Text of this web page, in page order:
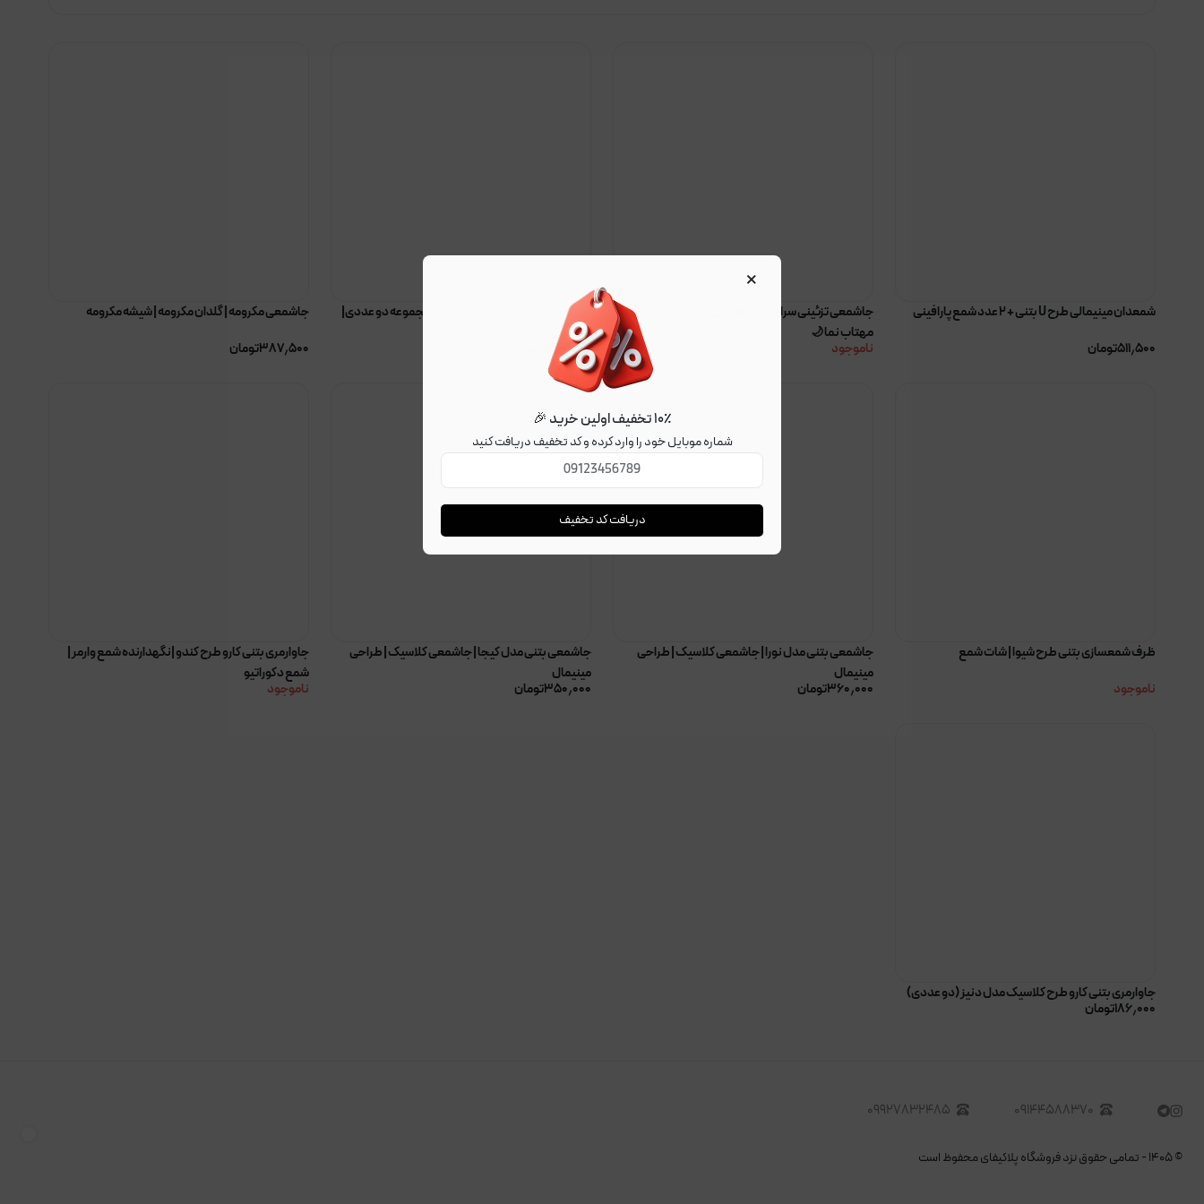
شمعدان مینیمالی طرح U بتنی + ۲ عدد شمع پارافینی
۵۱۱٫۵۰۰تومان
جاشمعی تزئینی سرامیکی با طراحی سوراخ‌دار و قلبی
مهتاب نما 🌙
ناموجود
جاشمعی لوکس دفرمه مدل آشیان مجموعه دو عددی|
جاشمعی وارمر پایه دار
۵۴۲٫۵۰۰
جاشمعی مکرومه | گلدان مکرومه | شیشه مکرومه
۳۸۷٫۵۰۰تومان
ظرف شمعسازی بتنی طرح شیوا | شات شمع
ناموجود
جاشمعی بتنی مدل نورا | جاشمعی کلاسیک | طراحی
مینیمال
۳۶۰٫۰۰۰تومان
جاشمعی بتنی مدل کیجا | جاشمعی کلاسیک | طراحی
مینیمال
۳۵۰٫۰۰۰تومان
جاوارمری بتنی کارو طرح کندو |نگهدارنده شمع وارمر |
شمع دکوراتیو
ناموجود
جاوارمری بتنی کارو طرح کلاسیک مدل دنیز (دو عددی)
۱۸۶٫۰۰۰تومان
۰۹۱۴۴۵۸۸۳۷۰ ۰۹۹۲۷۸۳۲۴۸۵
©۱۴۰۵-تمامی حقوق نزد فروشگاه پلاکیفای محفوظ است
×
۱۰٪ تخفیف اولین خرید 🎉
شماره موبایل خود را وارد کرده و کد تخفیف دریافت کنید
دریافت کد تخفیف